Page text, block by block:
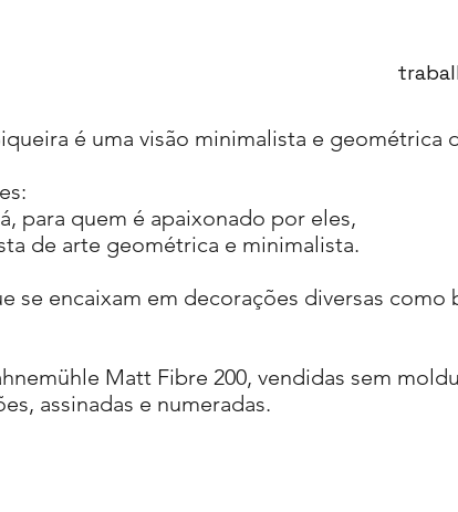
é uma visão minimalista e geométrica
para quem é apaixonado por eles,
de arte geométrica e minimalista.
se encaixam em decorações diversas
Matt Fibre 200, vendidas sem
assinadas e numeradas.